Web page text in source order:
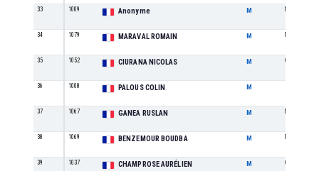
33 1009 Anonyme M M2
34 1079 MARAVAL ROMAIN M M1
35 1052 CIURANA NICOLAS M CA
36 1008 PALOUS COLIN M
37 1067 GANEA RUSLAN M M2
38 1069 BENZEMOUR BOUDBA M M4
39 1037 CHAMPROSE AURÉLIEN M CA